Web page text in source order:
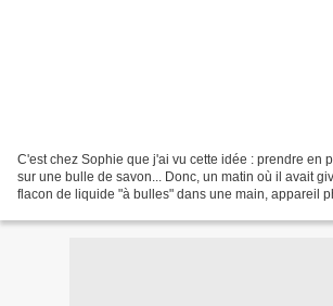
C'est chez Sophie que j'ai vu cette idée : prendre en
sur une bulle de savon... Donc, un matin où il avait
flacon de liquide "à bulles" dans une main, appareil